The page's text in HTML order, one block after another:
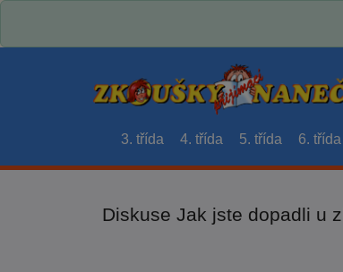
3. třída 4. třída 5. třída 6. třída
Diskuse Jak jste dopadli u